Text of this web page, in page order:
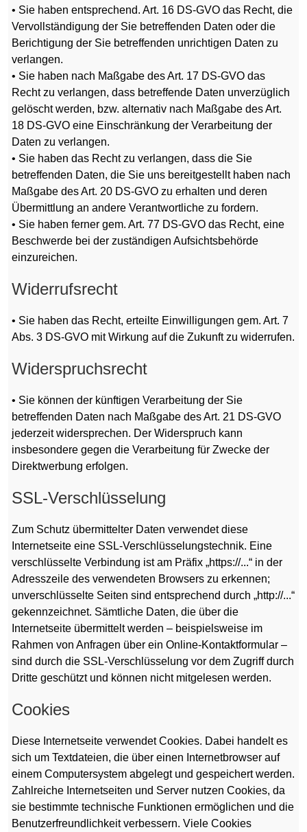
• Sie haben entsprechend. Art. 16 DS-GVO das Recht, die
Vervollständigung der Sie betreffenden Daten oder die
Berichtigung der Sie betreffenden unrichtigen Daten zu
verlangen.
• Sie haben nach Maßgabe des Art. 17 DS-GVO das
Recht zu verlangen, dass betreffende Daten unverzüglich
gelöscht werden, bzw. alternativ nach Maßgabe des Art.
18 DS-GVO eine Einschränkung der Verarbeitung der
Daten zu verlangen.
• Sie haben das Recht zu verlangen, dass die Sie
betreffenden Daten, die Sie uns bereitgestellt haben nach
Maßgabe des Art. 20 DS-GVO zu erhalten und deren
Übermittlung an andere Verantwortliche zu fordern.
• Sie haben ferner gem. Art. 77 DS-GVO das Recht, eine
Beschwerde bei der zuständigen Aufsichtsbehörde
einzureichen.
Widerrufsrecht
• Sie haben das Recht, erteilte Einwilligungen gem. Art. 7
Abs. 3 DS-GVO mit Wirkung auf die Zukunft zu widerrufen.
Widerspruchsrecht
• Sie können der künftigen Verarbeitung der Sie
betreffenden Daten nach Maßgabe des Art. 21 DS-GVO
jederzeit widersprechen. Der Widerspruch kann
insbesondere gegen die Verarbeitung für Zwecke der
Direktwerbung erfolgen.
SSL-Verschlüsselung
Zum Schutz übermittelter Daten verwendet diese
Internetseite eine SSL-Verschlüsselungstechnik. Eine
verschlüsselte Verbindung ist am Präfix „https://...“ in der
Adresszeile des verwendeten Browsers zu erkennen;
unverschlüsselte Seiten sind entsprechend durch „http://...“
gekennzeichnet. Sämtliche Daten, die über die
Internetseite übermittelt werden – beispielsweise im
Rahmen von Anfragen über ein Online-Kontaktformular –
sind durch die SSL-Verschlüsselung vor dem Zugriff durch
Dritte geschützt und können nicht mitgelesen werden.
Cookies
Diese Internetseite verwendet Cookies. Dabei handelt es
sich um Textdateien, die über einen Internetbrowser auf
einem Computersystem abgelegt und gespeichert werden.
Zahlreiche Internetseiten und Server nutzen Cookies, da
sie bestimmte technische Funktionen ermöglichen und die
Benutzerfreundlichkeit verbessern. Viele Cookies